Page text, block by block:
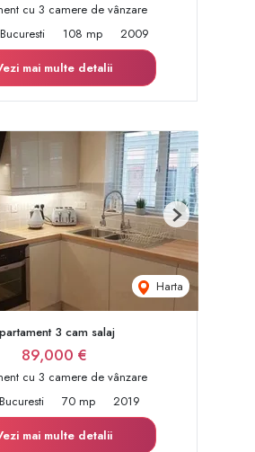
cu 3 camere de vânzare
108 mp
2009
mai multe detalii
Harta
Next
3 cam salaj
89,000 €
cu 3 camere de vânzare
70 mp
2019
mai multe detalii